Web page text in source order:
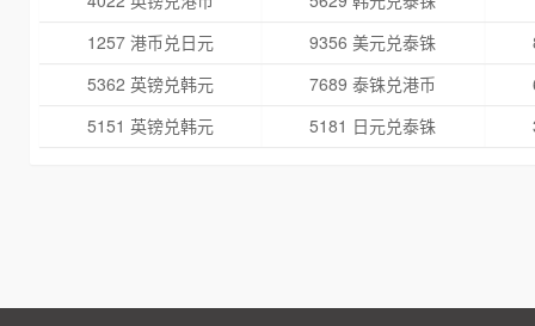
1257 港币兑日元
9356 美元兑泰铢
5362 英镑兑韩元
7689 泰铢兑港币
5151 英镑兑韩元
5181 日元兑泰铢